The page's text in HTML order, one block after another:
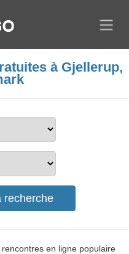
à Gjellerup,
en ligne populaire